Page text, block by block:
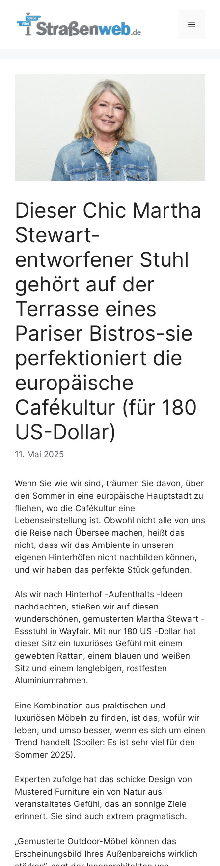
Menü
Dieser Chic Martha
Stewart-
entworfener Stuhl
gehört auf der
Terrasse eines
Pariser Bistros-sie
perfektioniert die
europäische
Cafékultur (für 180
US-Dollar)
11. Mai 2025
Wenn Sie wie wir sind, träumen Sie davon, über
den Sommer in eine europäische Hauptstadt zu
fliehen, wo die Cafékultur eine
Lebenseinstellung ist. Obwohl nicht alle von uns
die Reise nach Übersee machen, heißt das
nicht, dass wir das Ambiente in unseren
eigenen Hinterhöfen nicht nachbilden können,
und wir haben das perfekte Stück gefunden.
Als wir nach Hinterhof -Aufenthalts -Ideen
nachdachten, stießen wir auf diesen
wunderschönen, gemusterten Martha Stewart -
Essstuhl in Wayfair. Mit nur 180 US -Dollar hat
dieser Sitz ein luxuriöses Gefühl mit einem
gewebten Rattan, einem blauen und weißen
Sitz und einem langlebigen, rostfesten
Aluminiumrahmen.
Eine Kombination aus praktischen und
luxuriösen Möbeln zu finden, ist das, wofür wir
leben, und umso besser, wenn es sich um einen
Trend handelt (Spoiler: Es ist sehr viel für den
Sommer 2025).
Experten zufolge hat das schicke Design von
Mustered Furniture ein von Natur aus
veranstaltetes Gefühl, das an sonnige Ziele
erinnert. Sie sind auch extrem pragmatisch.
„Gemusterte Outdoor-Möbel können das
Erscheinungsbild Ihres Außenbereichs wirklich